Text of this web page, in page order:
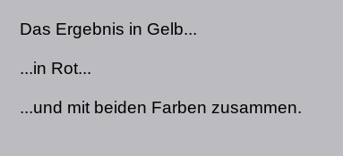
Das Ergebnis in Gelb...
...in Rot...
...und mit beiden Farben zusammen.